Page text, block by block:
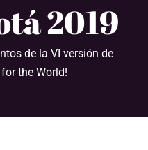
2019
de la VI versión de
the World!